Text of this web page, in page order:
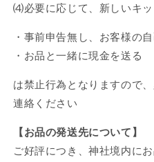
⑷必要に応じて、新しいキ
・事前申告無し、お客様の
・お品と一緒に現金を送る
は禁止行為となりますので
連絡ください
【お品の発送先について】
ご好評につき、神社境内に